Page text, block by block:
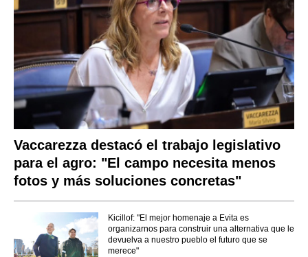
Vaccarezza destacó el trabajo legislativo
para el agro: "El campo necesita menos
fotos y más soluciones concretas"
Kicillof: "El mejor homenaje a Evita es
organizarnos para construir una alternativa que le
devuelva a nuestro pueblo el futuro que se
merece"